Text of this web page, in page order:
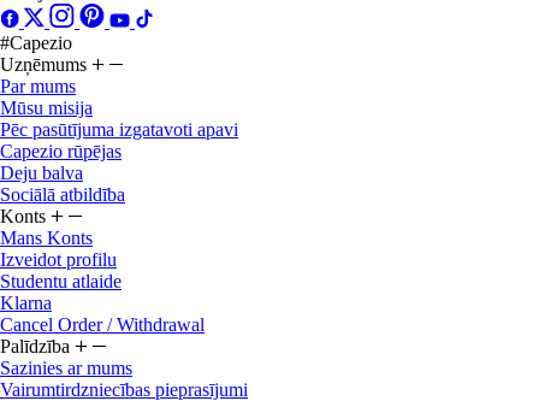
#Capezio
Uzņēmums
Par mums
Mūsu misija
Pēc pasūtījuma izgatavoti apavi
Capezio rūpējas
Deju balva
Sociālā atbildība
Konts
Mans Konts
Izveidot profilu
Studentu atlaide
Klarna
Cancel Order / Withdrawal
Palīdzība
Sazinies ar mums
Vairumtirdzniecības pieprasījumi
Piegāde un atgriešana